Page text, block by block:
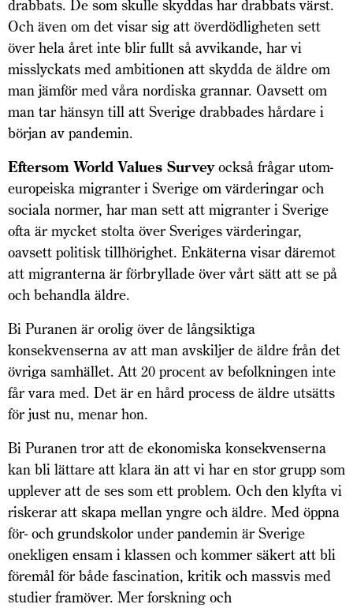
drabbats. De som skulle skyddas har drabbats värst.
Och även om det visar sig att överdödligheten sett
över hela året inte blir fullt så avvikande, har vi
misslyckats med ambitionen att skydda de äldre om
man jämför med våra nordiska grannar. Oavsett om
man tar hänsyn till att Sverige drabbades hårdare i
början av pandemin.
Eftersom World Values Surveyockså frågar utom­
europeiska migranter i Sverige om värderingar och
sociala normer, har man sett att migranter i Sverige
ofta är mycket stolta över Sveriges värderingar,
oavsett politisk tillhörighet. Enkäterna visar däremot
att migranterna är förbryllade över vårt sätt att se på
och behandla äldre.
Bi Puranen är orolig över de långsiktiga
konsekvenserna av att man avskiljer de äldre från det
övriga samhället. Att 20 procent av befolkningen inte
får vara med. Det är en hård process de äldre utsätts
för just nu, menar hon.
Bi Puranen tror att de ekonomiska konsekvenserna
kan bli lättare att klara än att vi har en stor grupp som
upplever att de ses som ett problem. Och den klyfta vi
riskerar att skapa mellan yngre och äldre. Med öppna
för- och grundskolor under pandemin är Sverige
onekligen ensam i klassen och kommer säkert att bli
föremål för både fascination, kritik och massvis med
studier framöver. Mer forskning och